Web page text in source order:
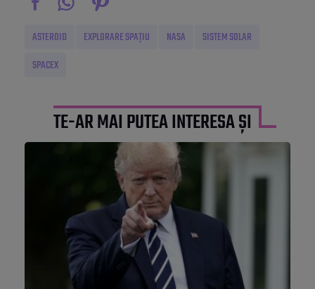
ASTEROID EXPLORARE SPAȚIU NASA
SISTEM SOLAR
SPACEX
TE-AR MAI PUTEA INTERESA ȘI